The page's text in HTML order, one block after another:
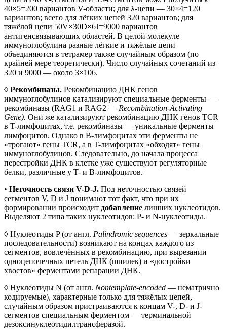
40×5=200 вариантов V-области; для λ-цепи — 30×4=120
вариантов; всего для лёгких цепей 320 вариантов; для
тяжёлой цепи 50V×30D×6J=9000 вариантов
антигенсвязывающих областей. В целой молекуле
иммуноглобулина разные лёгкие и тяжёлые цепи
объединяются в тетрамер также случайным образом (по
крайней мере теоретически). Число случайных сочетаний из
320 и 9000 — около 3×106.
◊ Рекомбиназы. Рекомбинацию ДНК генов
иммуноглобулинов катализируют специальные ферменты —
рекомбиназы (RAG1 и RAG2 — Recombination-Activating
Gene). Они же катализируют рекомбинацию ДНК генов TCR
в T-лимфоцитах, т.е. рекомбиназы — уникальные ферменты
лимфоцитов. Однако в В-лимфоцитах эти ферменты не
«трогают» гены TCR, а в T-лимфоцитах «обходят» гены
иммуноглобулинов. Следовательно, до начала процесса
перестройки ДНК в клетке уже существуют регуляторные
белки, различные у T- и В-лимфоцитов.
• Неточность связи V-D-J. Под неточностью связей
сегментов V, D и J понимают тот факт, что при их
формировании происходит добавление лишних нуклеотидов.
Выделяют 2 типа таких нуклеотидов: P- и N-нуклеотиды.
◊ Нуклеотиды P (от англ. Palindromic sequences — зеркальные
последовательности) возникают на концах каждого из
сегментов, вовлечённых в рекомбинацию, при вырезании
одноцепочечных петель ДНК (шпилек) и «достройки
хвостов» ферментами репарации ДНК.
◊ Нуклеотиды N (от англ. Nontemplate-encoded — нематрично
кодируемые), характерные только для тяжёлых цепей,
случайным образом пристраиваются к концам V-, D- и J-
сегментов специальным ферментом — терминальной
дезоксинуклеотидилтрансферазой.